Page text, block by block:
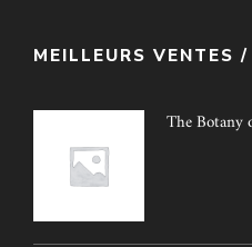
MEILLEURS VENTES
The Botany